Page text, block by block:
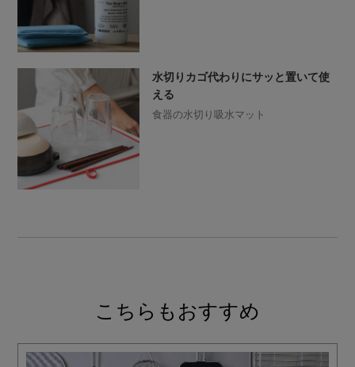
水切りカゴ代わりにサッと置いて使
える
食器の水切り吸水マット
こちらもおすすめ